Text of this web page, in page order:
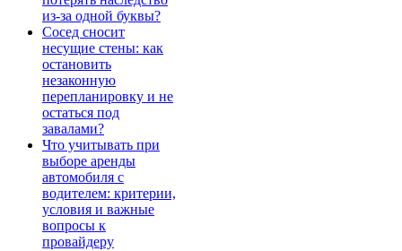
из-за одной буквы?
Сосед сносит
несущие стены: как
остановить
незаконную
перепланировку и не
остаться под
завалами?
Что учитывать при
выборе аренды
автомобиля с
водителем: критерии,
условия и важные
вопросы к
провайдеру